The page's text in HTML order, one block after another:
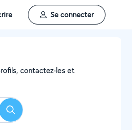
Se connecter
contactez-les et
Rechercher